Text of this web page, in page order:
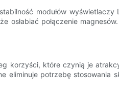
modułów
połączenie
korzyści, które czynią je
eliminuje potrzebę